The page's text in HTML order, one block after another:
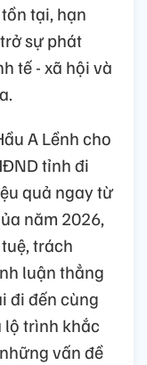
tại, hạn
sự phát
tế - xã hội và
A Lềnh cho
tỉnh đi
quả ngay từ
năm 2026,
trách
luận thẳng
đi đến cùng
lộ trình khắc
vấn đề